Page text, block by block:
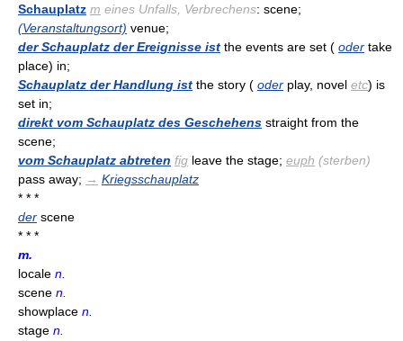
Schauplatz m eines Unfalls, Verbrechens: scene;
(Veranstaltungsort) venue;
der Schauplatz der Ereignisse ist the events are set ( oder take
place) in;
Schauplatz der Handlung ist the story ( oder play, novel etc) is
set in;
direkt vom Schauplatz des Geschehens straight from the
scene;
vom Schauplatz abtreten fig leave the stage; euph (sterben)
pass away; → Kriegsschauplatz
* * *
der scene
* * *
m.
locale n.
scene n.
showplace n.
stage n.